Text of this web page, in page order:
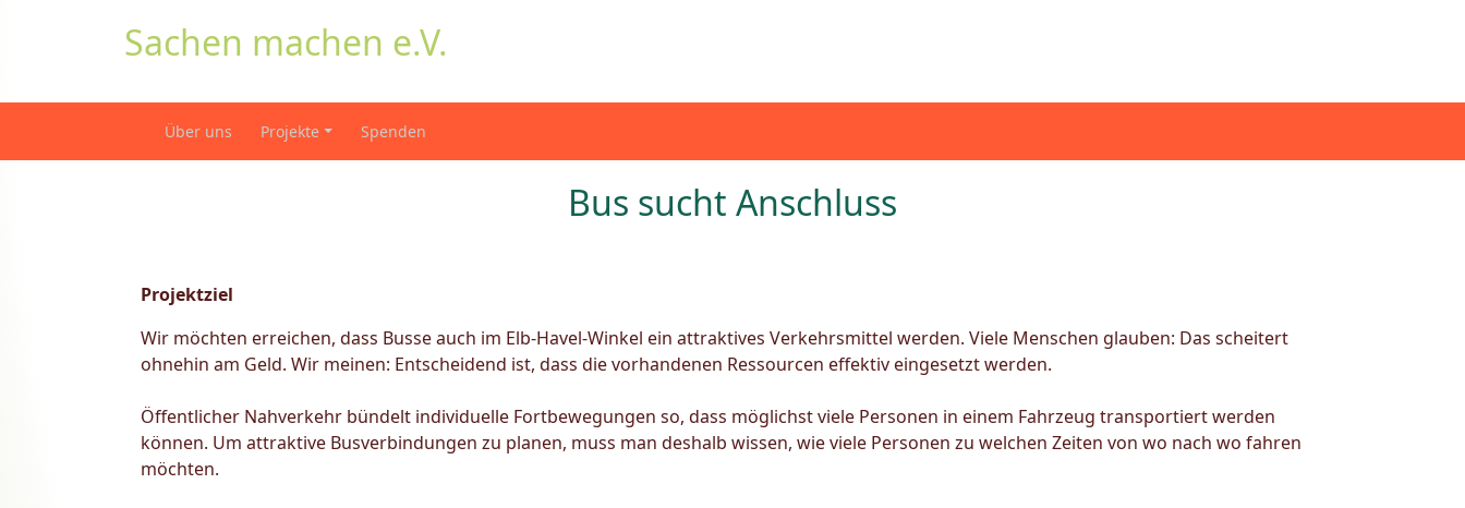
Sachen machen e.V.
Über uns Projekte Spenden
Bus sucht Anschluss
Projektziel
Wir möchten erreichen, dass Busse auch im Elb-Havel-Winkel ein attraktives Verkehrsmittel werden. Viele Menschen glauben: Das scheitert
ohnehin am Geld. Wir meinen: Entscheidend ist, dass die vorhandenen Ressourcen effektiv eingesetzt werden.
Öffentlicher Nahverkehr bündelt individuelle Fortbewegungen so, dass möglichst viele Personen in einem Fahrzeug transportiert werden
können. Um attraktive Busverbindungen zu planen, muss man deshalb wissen, wie viele Personen zu welchen Zeiten von wo nach wo fahren
möchten.